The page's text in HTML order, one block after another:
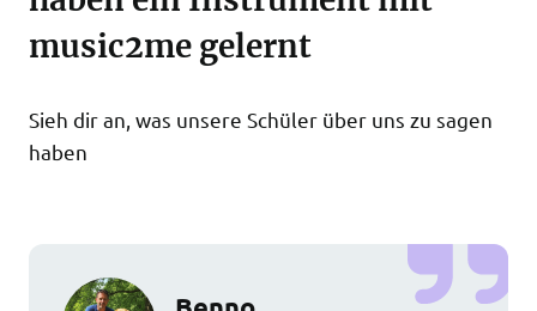
music2me gelernt
Sieh dir an, was unsere Schüler über uns zu sagen
haben